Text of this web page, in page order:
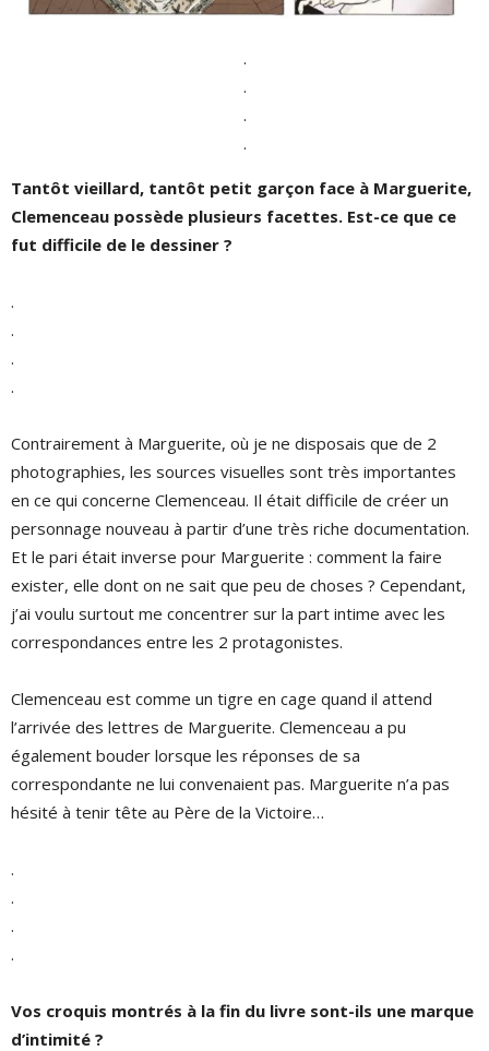
.
.
.
.
Tantôt vieillard, tantôt petit garçon face à Marguerite,
Clemenceau possède plusieurs facettes. Est-ce que ce
fut difficile de le dessiner ?
.
.
.
.
Contrairement à Marguerite, où je ne disposais que de 2
photographies, les sources visuelles sont très importantes
en ce qui concerne Clemenceau. Il était difficile de créer un
personnage nouveau à partir d’une très riche documentation.
Et le pari était inverse pour Marguerite : comment la faire
exister, elle dont on ne sait que peu de choses ? Cependant,
j’ai voulu surtout me concentrer sur la part intime avec les
correspondances entre les 2 protagonistes.
Clemenceau est comme un tigre en cage quand il attend
l’arrivée des lettres de Marguerite. Clemenceau a pu
également bouder lorsque les réponses de sa
correspondante ne lui convenaient pas. Marguerite n’a pas
hésité à tenir tête au Père de la Victoire…
.
.
.
.
Vos croquis montrés à la fin du livre sont-ils une marque
d’intimité ?